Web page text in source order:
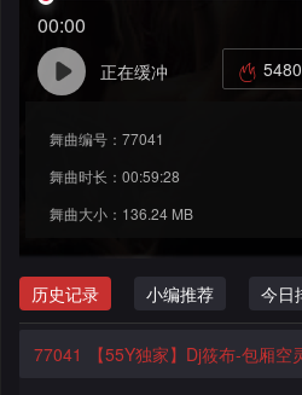
烧
舞
5480
00:00
正在缓冲
舞曲编号：77041
舞曲时长：00:59:28
舞曲大小：136.24 MB
历史记录 小编推荐 今日
77041 【55Y独家】Dj筱布-包厢空灵鼓这是郎给的